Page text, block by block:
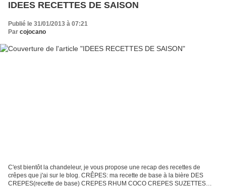
IDEES RECETTES DE SAISON
Publié le 31/01/2013 à 07:21
Par cojocano
C'est bientôt la chandeleur, je vous propose une recap des recettes de
crêpes que j'ai sur le blog. CRÊPES: ma recette de base à la bière DES
CREPES(recette de base) CREPES RHUM COCO CREPES SUZETTES